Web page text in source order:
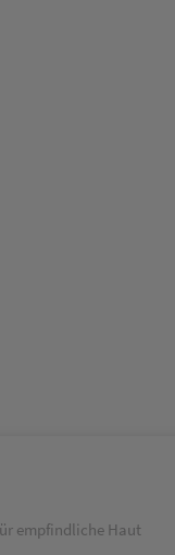
empfindliche Haut